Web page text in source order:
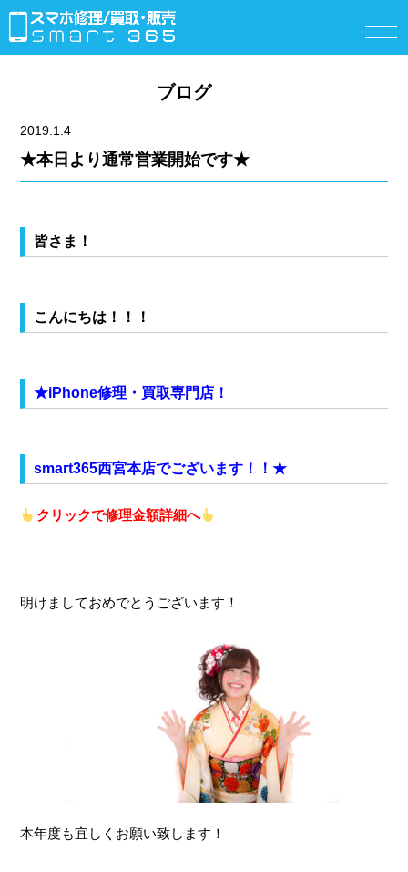
ブログ
2019.1.4
★本日より通常営業開始です★
皆さま！
こんにちは！！！
★iPhone修理・買取専門店！
smart365西宮本店でございます！！★
クリックで修理金額詳細へ
明けましておめでとうございます！
本年度も宜しくお願い致します！